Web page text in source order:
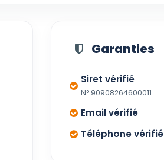
Garanties
Siret vérifié
N° 90908264600011
Email vérifié
Téléphone vérifié